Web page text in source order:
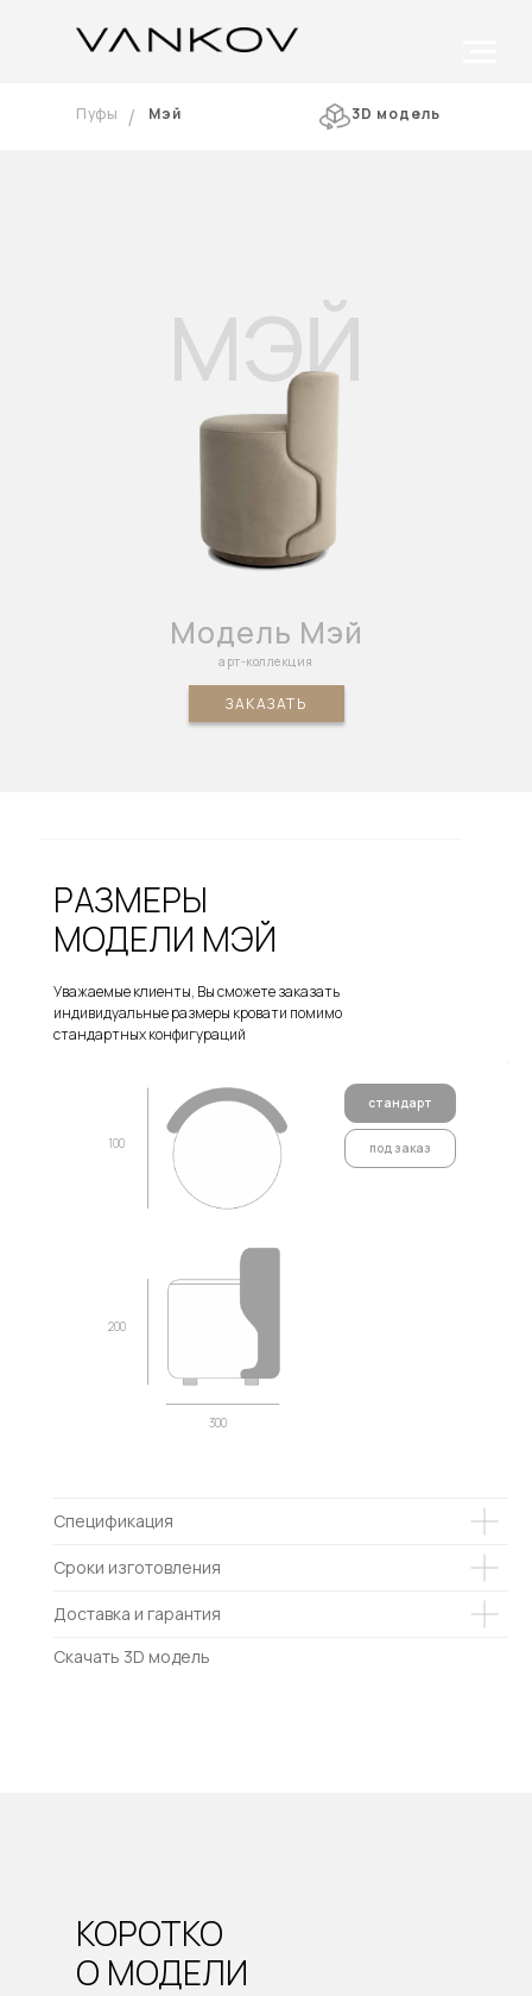
МЭЙ
Пуфы
арт-коллекция
/ Мэй 3D модель
Модель Мэй
ЗАКАЗАТЬ
Уважаемые клиенты, Вы сможете заказать
индивидуальные размеры кровати помимо
стандартных конфигураций
РАЗМЕРЫ
МОДЕЛИ МЭЙ
стандарт
под заказ
200
100
300
Спецификация
Сроки изготовления
Доставка и гарантия
Скачать 3D модель
КОРОТКО
О МОДЕЛИ